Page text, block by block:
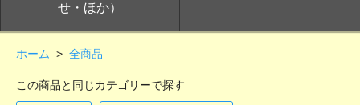
せ・ほか）
ホーム > 全商品
この商品と同じカテゴリーで探す